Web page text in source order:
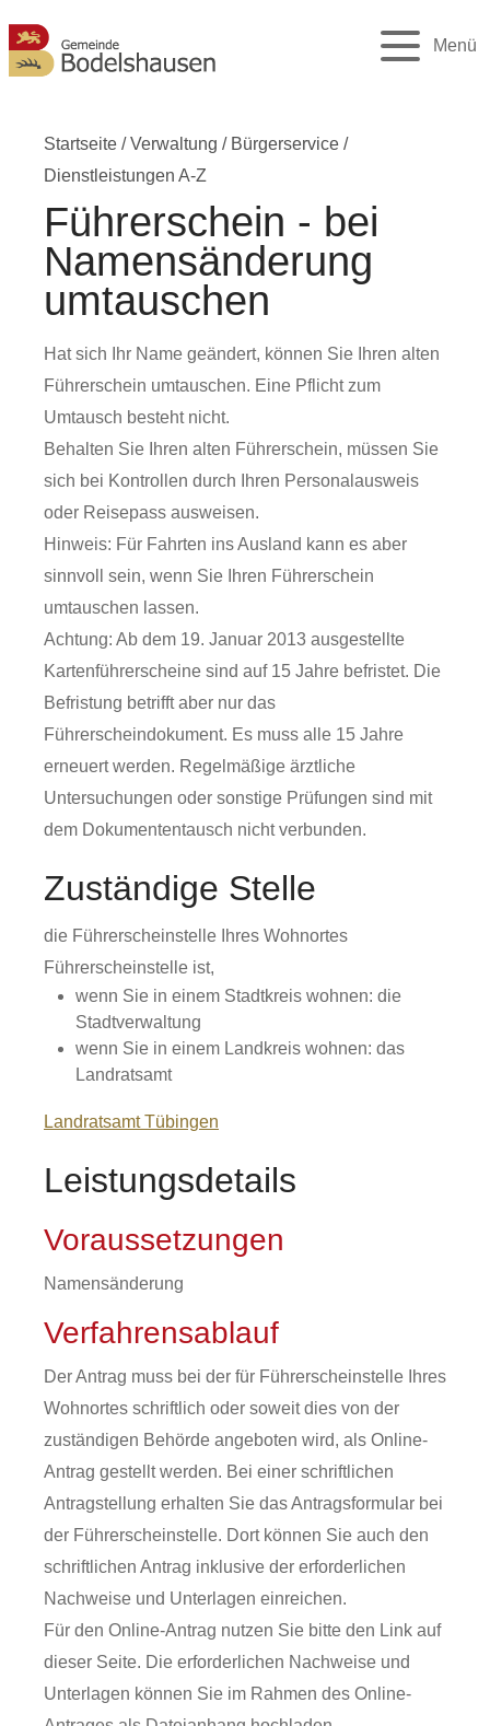
Menü
Startseite /Verwaltung / Bürgerservice /
Dienstleistungen A-Z
Führerschein - bei
Namensänderung
umtauschen
Hat sich Ihr Name geändert, können Sie Ihren alten
Führerschein umtauschen. Eine Pflicht zum
Umtausch besteht nicht.
Behalten Sie Ihren alten Führerschein, müssen Sie
sich bei Kontrollen durch Ihren Personalausweis
oder Reisepass ausweisen.
Hinweis: Für Fahrten ins Ausland kann es aber
sinnvoll sein, wenn Sie Ihren Führerschein
umtauschen lassen.
Achtung: Ab dem 19. Januar 2013 ausgestellte
Kartenführerscheine sind auf 15 Jahre befristet. Die
Befristung betrifft aber nur das
Führerscheindokument. Es muss alle 15 Jahre
erneuert werden. Regelmäßige ärztliche
Untersuchungen oder sonstige Prüfungen sind mit
dem Dokumententausch nicht verbunden.
Zuständige Stelle
die Führerscheinstelle Ihres Wohnortes
Führerscheinstelle ist,
wenn Sie in einem Stadtkreis wohnen: die
Stadtverwaltung
wenn Sie in einem Landkreis wohnen: das
Landratsamt
Landratsamt Tübingen
Leistungsdetails
Voraussetzungen
Namensänderung
Verfahrensablauf
Der Antrag muss bei der für Führerscheinstelle Ihres
Wohnortes schriftlich oder soweit dies von der
zuständigen Behörde angeboten wird, als Online-
Antrag gestellt werden. Bei einer schriftlichen
Antragstellung erhalten Sie das Antragsformular bei
der Führerscheinstelle. Dort können Sie auch den
schriftlichen Antrag inklusive der erforderlichen
Nachweise und Unterlagen einreichen.
Für den Online-Antrag nutzen Sie bitte den Link auf
dieser Seite. Die erforderlichen Nachweise und
Unterlagen können Sie im Rahmen des Online-